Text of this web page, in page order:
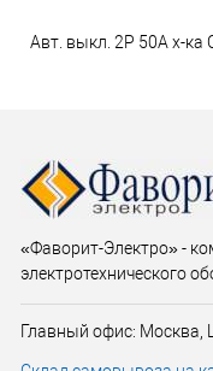
Авт. выкл. 2P 50A х-ка
«Фаворит-Электро» -
электротехнического
Главный офис: Москва,